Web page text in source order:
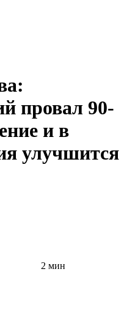
провал 90-
и в
улучшится
2 мин